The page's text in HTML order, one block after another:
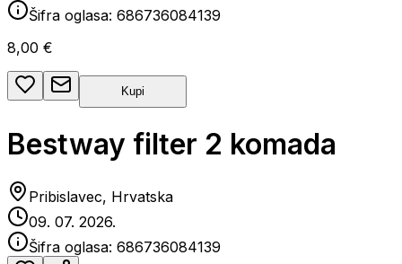
Šifra oglasa: 686736084139
8,00 €
Kupi
Bestway filter 2 komada
Pribislavec, Hrvatska
09. 07. 2026.
Šifra oglasa: 686736084139